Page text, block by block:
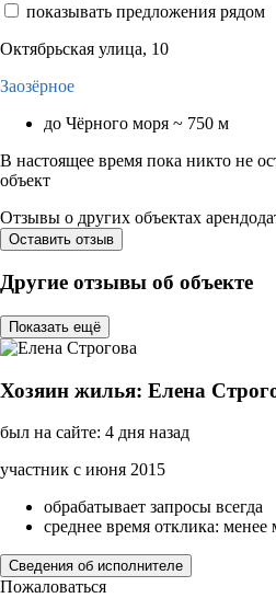
показывать предложения рядом
Октябрьская улица, 10
Заозёрное
до Чёрного моря ~ 750 м
В настоящее время пока никто не
объект
Отзывы о других объектах
Оставить отзыв
Другие отзывы об объекте
Показать ещё
Хозяин жилья: Елена
был на сайте: 4 дня назад
участник с июня 2015
обрабатывает запросы всегда
среднее время отклика:
Сведения об исполнителе
Пожаловаться